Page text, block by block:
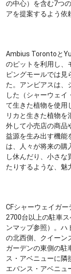
の中心）を含む7つ
アを提案するよう依
Ambius Torontoと
のピットを利用し、
ピングモールでは見
た。アンビアスは、
した（シャーウェ
て生きた植物を使用
リカと生きた植物を
外して小売店の商品
益源を生み出す機能
は、人々が将来の購
し休んだり、小さな
たりするような、魅
CFシャーウェイガー
2700台以上の駐車
ンマップ参照）。ハ
の北西側、クイーン
ガーデンの東側の駐
ス・アベニューに隣
エバンス・アベニュ